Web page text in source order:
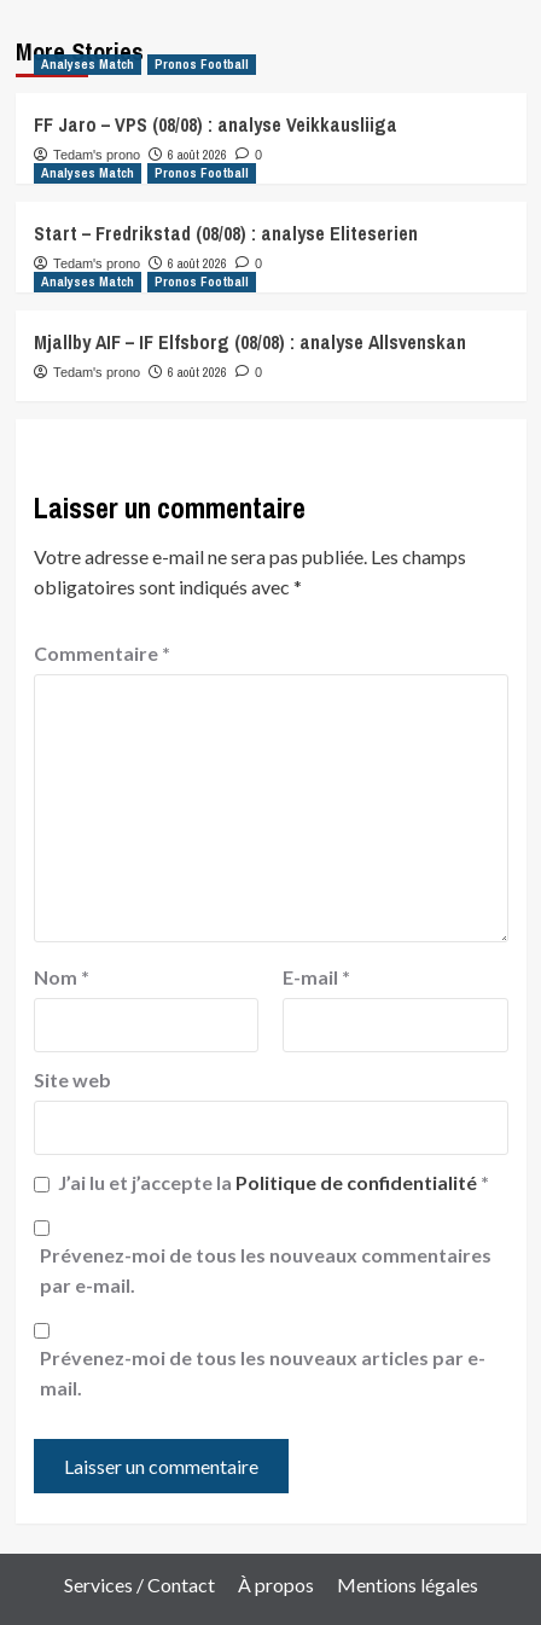
More Stories
Analyses Match Pronos Football
FF Jaro – VPS (08/08) : analyse Veikkausliiga
Tedam's prono 6 août 2026 0
Analyses Match Pronos Football
Start – Fredrikstad (08/08) : analyse Eliteserien
Tedam's prono 6 août 2026 0
Analyses Match Pronos Football
Mjallby AIF – IF Elfsborg (08/08) : analyse Allsvenskan
Tedam's prono 6 août 2026 0
Laisser un commentaire
Votre adresse e-mail ne sera pas publiée. Les champs
obligatoires sont indiqués avec *
Commentaire *
Nom * E-mail *
Site web
J’ai lu et j’accepte la Politique de confidentialité *
Prévenez-moi de tous les nouveaux commentaires
par e-mail.
Prévenez-moi de tous les nouveaux articles par e-
mail.
Services / Contact À propos Mentions légales